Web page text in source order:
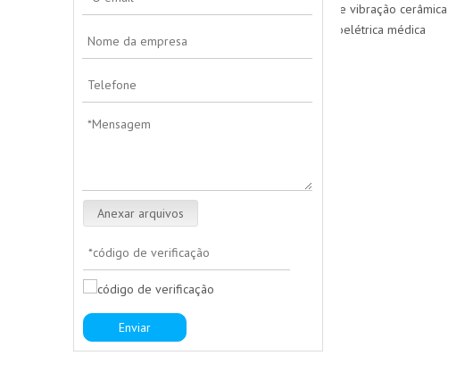
Anexar arquivos
Enviar
sensor de vibração cerâmica
piezoelétrica médica